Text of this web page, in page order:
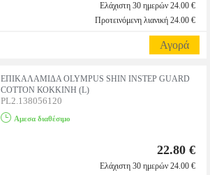
Ελάχιστη 30 ημερών 24.00 €
Προτεινόμενη λιανική 24.00 €
Αγορά
ΕΠΙΚΑΛΑΜΙΔΑ OLYMPUS SHIN INSTEP GUARD
COTTON ΚΟΚΚΙΝΗ (L)
PL2.138056120
Αμεσα διαθέσιμο
22.80 €
Ελάχιστη 30 ημερών 24.00 €